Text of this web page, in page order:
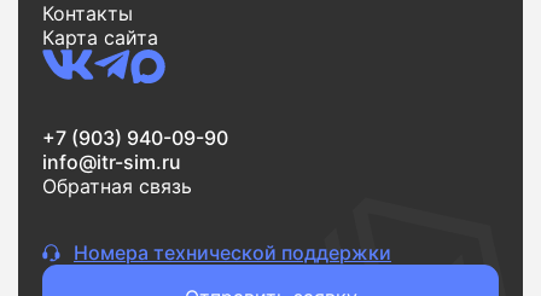
Контакты
Карта сайта
+7 (903) 940-09-90
info@itr-sim.ru
Обратная связь
Номера технической поддержки